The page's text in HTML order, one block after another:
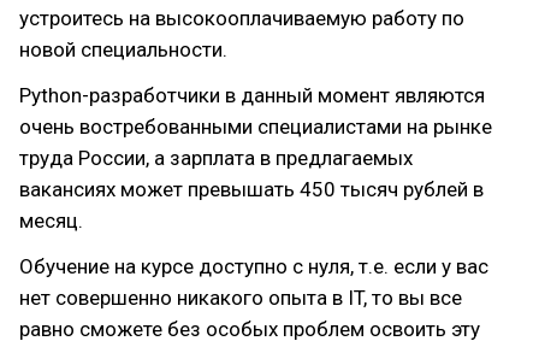
устроитесь на высокооплачиваемую работу по
новой специальности.
Python-разработчики в данный момент являются
очень востребованными специалистами на рынке
труда России, а зарплата в предлагаемых
вакансиях может превышать 450 тысяч рублей в
месяц.
Обучение на курсе доступно с нуля, т.е. если у вас
нет совершенно никакого опыта в IT, то вы все
равно сможете без особых проблем освоить эту